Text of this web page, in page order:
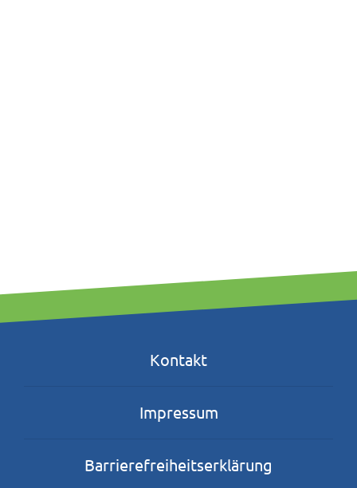
Kontakt
Impressum
Barrierefreiheitserklärung